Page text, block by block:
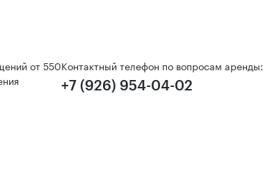
от 550Контактный телефон по вопросам аренды:
+7 (926) 954-04-02